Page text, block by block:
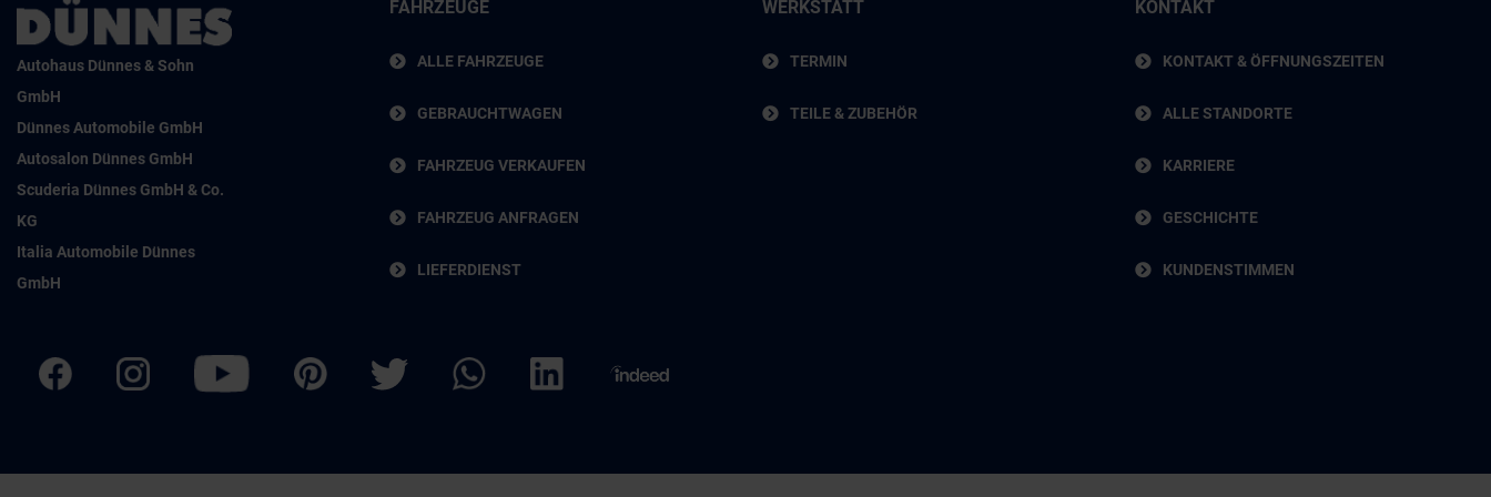
Autohaus Dünnes & Sohn
GmbH
Dünnes Automobile GmbH
Autosalon Dünnes GmbH
Scuderia Dünnes GmbH & Co.
KG
Italia Automobile Dünnes
GmbH
FAHRZEUGE
ALLE FAHRZEUGE
GEBRAUCHTWAGEN
FAHRZEUG VERKAUFEN
FAHRZEUG ANFRAGEN
LIEFERDIENST
WERKSTATT
TERMIN
TEILE & ZUBEHÖR
KONTAKT
KONTAKT & ÖFFNUNGSZEITEN
ALLE STANDORTE
KARRIERE
GESCHICHTE
KUNDENSTIMMEN